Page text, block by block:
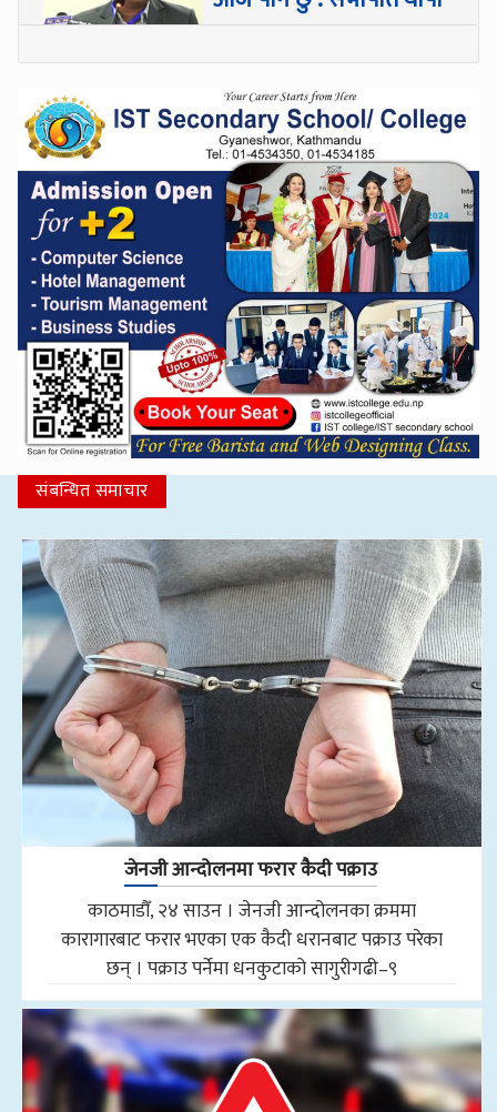
संबन्धित समाचार
जेनजी आन्दोलनमा फरार कैदी पक्राउ
काठमाडौँ, २४ साउन । जेनजी आन्दोलनका क्रममा
कारागारबाट फरार भएका एक कैदी धरानबाट पक्राउ परेका
छन् । पक्राउ पर्नेमा धनकुटाको सागुरीगढी–९